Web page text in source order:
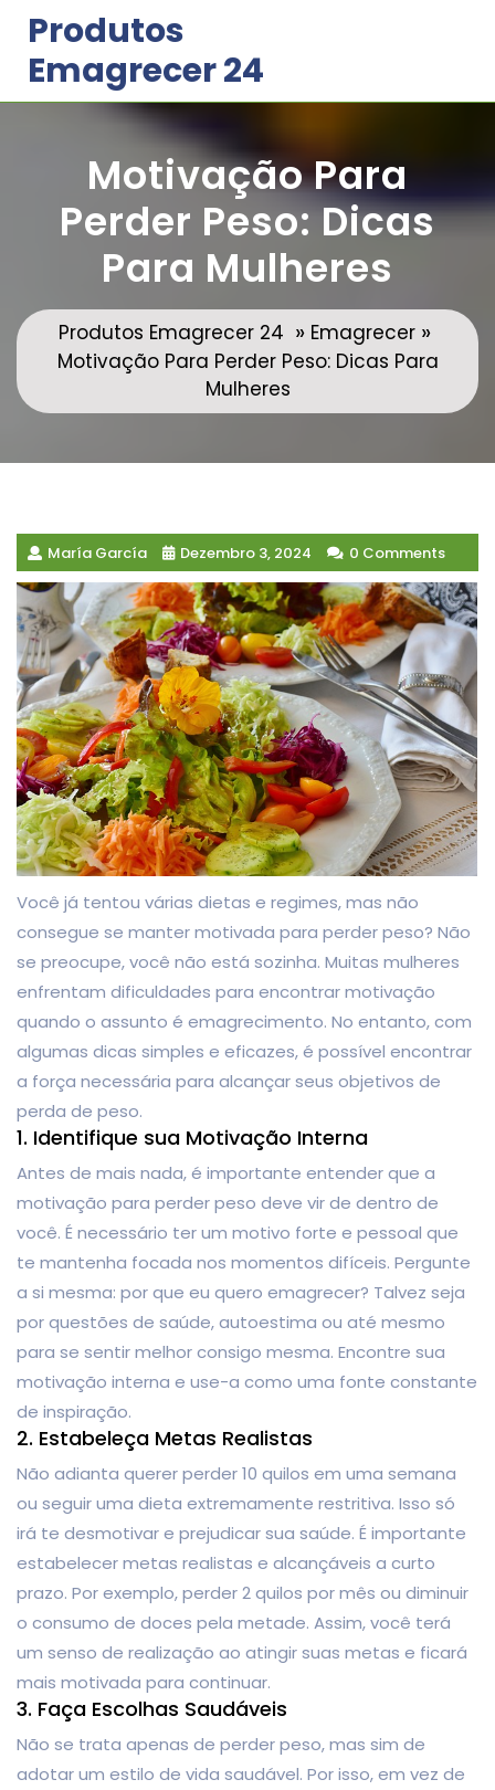
content
Produtos
Emagrecer 24
Motivação Para
Perder Peso: Dicas
Para Mulheres
Produtos Emagrecer 24 » Emagrecer »
Motivação Para Perder Peso: Dicas Para
Mulheres
María García Dezembro 3, 2024 0 Comments
Você já tentou várias dietas e regimes, mas não
consegue se manter motivada para perder peso? Não
se preocupe, você não está sozinha. Muitas mulheres
enfrentam dificuldades para encontrar motivação
quando o assunto é emagrecimento. No entanto, com
algumas dicas simples e eficazes, é possível encontrar
a força necessária para alcançar seus objetivos de
perda de peso.
1. Identifique sua Motivação Interna
Antes de mais nada, é importante entender que a
motivação para perder peso deve vir de dentro de
você. É necessário ter um motivo forte e pessoal que
te mantenha focada nos momentos difíceis. Pergunte
a si mesma: por que eu quero emagrecer? Talvez seja
por questões de saúde, autoestima ou até mesmo
para se sentir melhor consigo mesma. Encontre sua
motivação interna e use-a como uma fonte constante
de inspiração.
2. Estabeleça Metas Realistas
Não adianta querer perder 10 quilos em uma semana
ou seguir uma dieta extremamente restritiva. Isso só
irá te desmotivar e prejudicar sua saúde. É importante
estabelecer metas realistas e alcançáveis a curto
prazo. Por exemplo, perder 2 quilos por mês ou diminuir
o consumo de doces pela metade. Assim, você terá
um senso de realização ao atingir suas metas e ficará
mais motivada para continuar.
3. Faça Escolhas Saudáveis
Não se trata apenas de perder peso, mas sim de
adotar um estilo de vida saudável. Por isso, em vez de